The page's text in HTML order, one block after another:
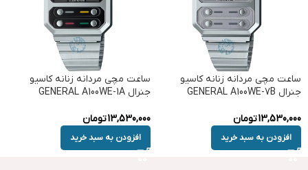
ساعت مچی مردانه زنانه کاسیو
جنرال GENERAL A100WE-7B
13,530,000تومان
افزودن به سبد خرید
ساعت مچی مردانه زنانه کاسیو
جنرال GENERAL A100WE-1A
13,530,000تومان
افزودن به سبد خرید